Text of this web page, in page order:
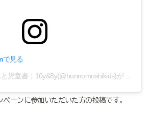
で見る
児童書￤10y&8y(@honnomushikids)がシェアした投稿
ーンに参加いただいた方の投稿です。